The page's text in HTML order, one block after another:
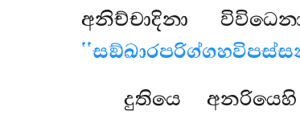
අනිච්චාදිනා
දුතියෙ